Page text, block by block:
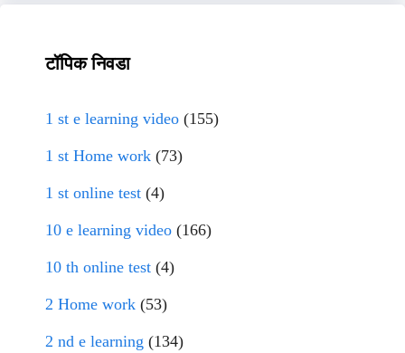
टॉपिक निवडा
1 st e learning video (155)
1 st Home work (73)
1 st online test (4)
10 e learning video (166)
10 th online test (4)
2 Home work (53)
2 nd e learning (134)